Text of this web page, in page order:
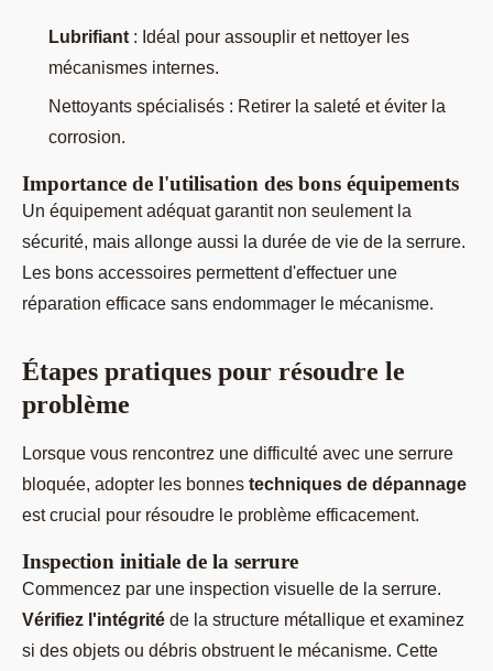
Lubrifiant : Idéal pour assouplir et nettoyer les
mécanismes internes.
Nettoyants spécialisés : Retirer la saleté et éviter la
corrosion.
Importance de l'utilisation des bons équipements
Un équipement adéquat garantit non seulement la
sécurité, mais allonge aussi la durée de vie de la serrure.
Les bons accessoires permettent d'effectuer une
réparation efficace sans endommager le mécanisme.
Étapes pratiques pour résoudre le
problème
Lorsque vous rencontrez une difficulté avec une serrure
bloquée, adopter les bonnes techniques de dépannage
est crucial pour résoudre le problème efficacement.
Inspection initiale de la serrure
Commencez par une inspection visuelle de la serrure.
Vérifiez l'intégrité de la structure métallique et examinez
si des objets ou débris obstruent le mécanisme. Cette